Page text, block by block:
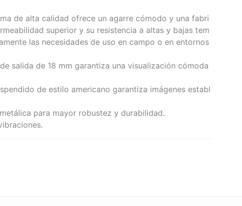
de alta calidad ofrece un agarre cómodo y una fabri
superior y su resistencia a altas y bajas tem
las necesidades de uso en campo o en entornos
salida de 18 mm garantiza una visualización cómoda
de estilo americano garantiza imágenes establ
para mayor robustez y durabilidad.